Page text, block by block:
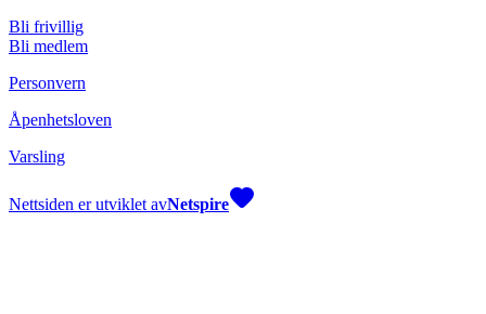
Bli frivillig
Bli medlem
Personvern
Åpenhetsloven
Varsling
Nettsiden er utviklet avNetspire